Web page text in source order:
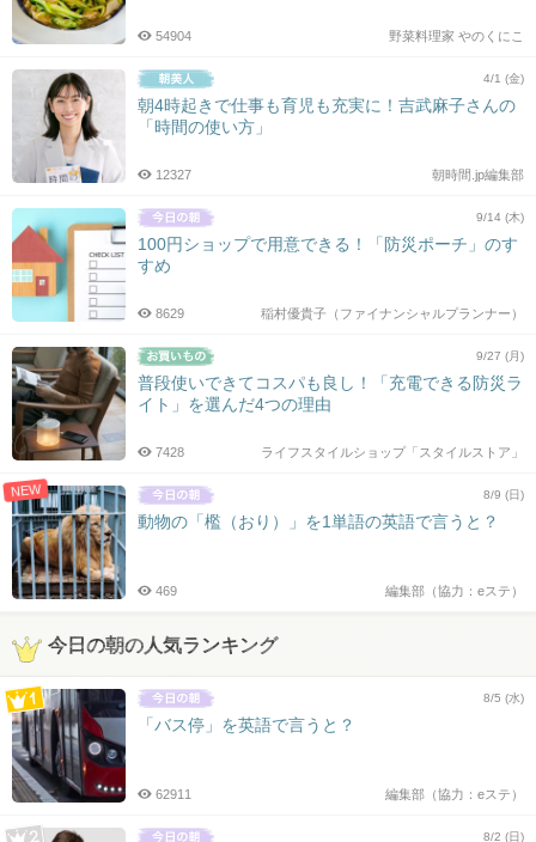
野菜料理家 やのくにこ
54904
4/1 (金)
朝4時起きで仕事も育児も充実に！吉武麻子さんの
「時間の使い方」
朝時間.jp編集部
12327
9/14 (木)
100円ショップで用意できる！「防災ポーチ」のす
すめ
稲村優貴子（ファイナンシャルプランナー）
8629
9/27 (月)
普段使いできてコスパも良し！「充電できる防災ラ
イト」を選んだ4つの理由
ライフスタイルショップ「スタイルストア」
7428
NEW 8/9 (日)
動物の「檻（おり）」を1単語の英語で言うと？
編集部（協力：eステ）
469
今日の朝の人気ランキング
8/5 (水)
「バス停」を英語で言うと？
編集部（協力：eステ）
62911
8/2 (日)